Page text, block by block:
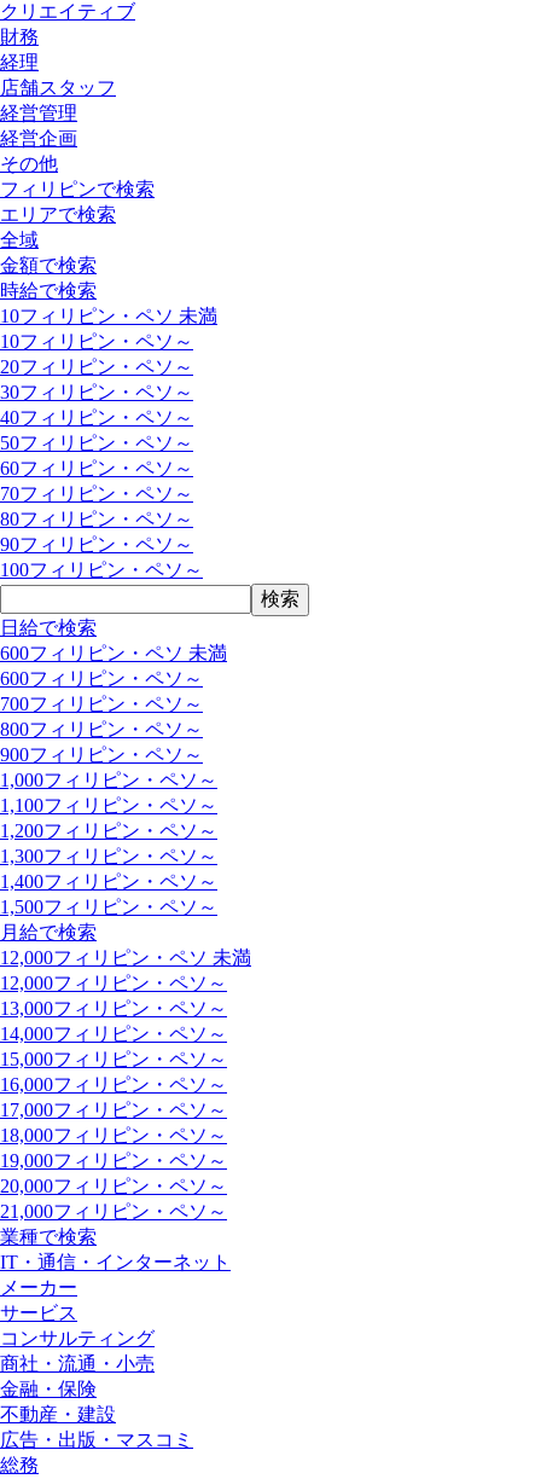
クリエイティブ
財務
経理
店舗スタッフ
経営管理
経営企画
その他
フィリピンで検索
エリアで検索
全域
金額で検索
時給で検索
10フィリピン・ペソ 未満
10フィリピン・ペソ～
20フィリピン・ペソ～
30フィリピン・ペソ～
40フィリピン・ペソ～
50フィリピン・ペソ～
60フィリピン・ペソ～
70フィリピン・ペソ～
80フィリピン・ペソ～
90フィリピン・ペソ～
100フィリピン・ペソ～
日給で検索
600フィリピン・ペソ 未満
600フィリピン・ペソ～
700フィリピン・ペソ～
800フィリピン・ペソ～
900フィリピン・ペソ～
1,000フィリピン・ペソ～
1,100フィリピン・ペソ～
1,200フィリピン・ペソ～
1,300フィリピン・ペソ～
1,400フィリピン・ペソ～
1,500フィリピン・ペソ～
月給で検索
12,000フィリピン・ペソ 未満
12,000フィリピン・ペソ～
13,000フィリピン・ペソ～
14,000フィリピン・ペソ～
15,000フィリピン・ペソ～
16,000フィリピン・ペソ～
17,000フィリピン・ペソ～
18,000フィリピン・ペソ～
19,000フィリピン・ペソ～
20,000フィリピン・ペソ～
21,000フィリピン・ペソ～
業種で検索
IT・通信・インターネット
メーカー
サービス
コンサルティング
商社・流通・小売
金融・保険
不動産・建設
広告・出版・マスコミ
総務